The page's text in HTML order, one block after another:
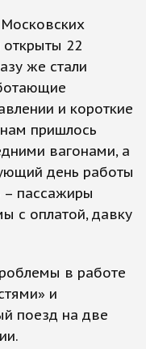
22
же стали
и короткие
пришлось
вагонами, а
день работы
пассажиры
с оплатой, давку
в работе
и
поезд на две